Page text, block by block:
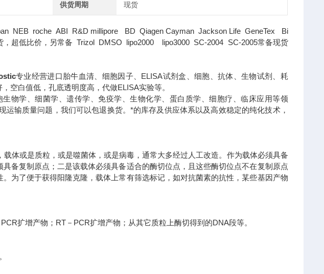
供货周期 现货
NEB roche ABI R&D millipore BD Qiagen Cayman Jackson Life GeneTex Bi
超低比价，另常备 Trizol DMSO lipo2000 lipo3000 SC-2004 SC-2005常备现货
专业经营进口胎牛血清、细胞因子、ELISA试剂盒、细胞、抗体、生物试剂、耗
空白值低，孔底透明度高，代做ELISA实验等。
物学、细菌学、遗传学、免疫学、生物化学、蛋白质学、细胞疗、临床应用等领
输质量问题，我们可以包退换货。 *的库存及供应体系以及高效稳定的纯化技术，
体或是质粒，或是噬菌体，或是病毒，通常大多经过人工改造。作为载体必须具备
备复制原点；二是该载体必须具备适合的酶切位点，且这些酶切位点不在复制原点
为了便于获得阳隆克隆，载体上常有筛选标记，如对抗菌素的抗性，某些基因产物
扩增产物；RT－PCR扩增产物；从其它质粒上酶切得到的DNA段等。